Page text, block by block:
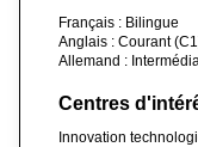
Français : Bilingue
Anglais : Courant
Allemand :
Centres
Innovation